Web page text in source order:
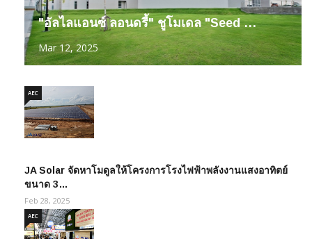
"อัลไลแอนซ์ ลอนดรี้" ชูโมเดล "Seed …
Mar 12, 2025
JA Solar จัดหาโมดูลให้โครงการโรงไฟฟ้าพลังงานแสงอาทิตย์
ขนาด 3…
AEC
Feb 28, 2025
AEC